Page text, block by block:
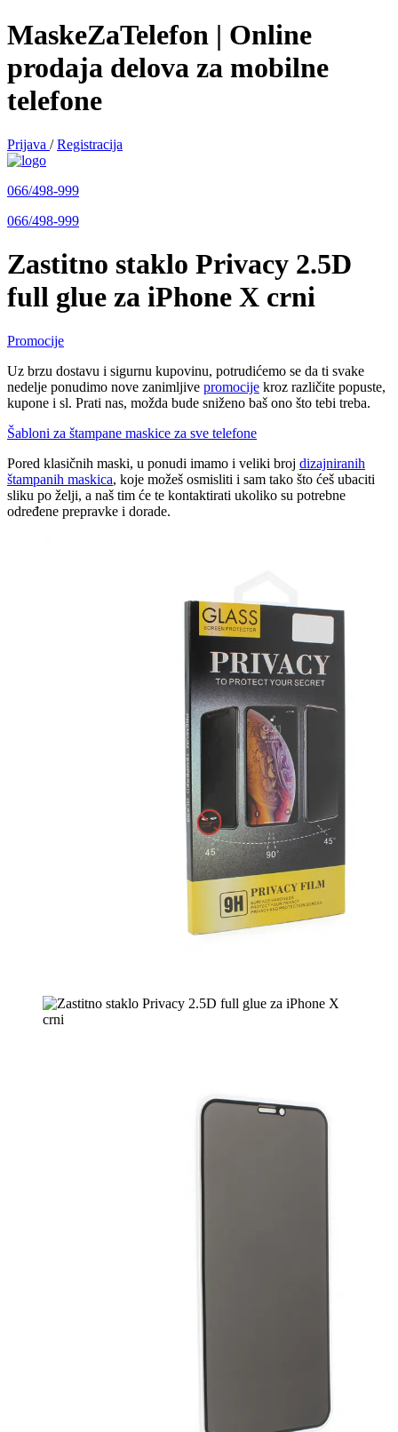
MaskeZaTelefon | Online
prodaja delova za mobilne
telefone
Prijava / Registracija
066/498-999
066/498-999
Zastitno staklo Privacy 2.5D
full glue za iPhone X crni
Promocije
Uz brzu dostavu i sigurnu kupovinu, potrudićemo se da ti svake
nedelje ponudimo nove zanimljive promocije kroz različite popuste,
kupone i sl. Prati nas, možda bude sniženo baš ono što tebi treba.
Šabloni za štampane maskice za sve telefone
Pored klasičnih maski, u ponudi imamo i veliki broj dizajniranih
štampanih maskica, koje možeš osmisliti i sam tako što ćeš ubaciti
sliku po želji, a naš tim će te kontaktirati ukoliko su potrebne
određene prepravke i dorade.